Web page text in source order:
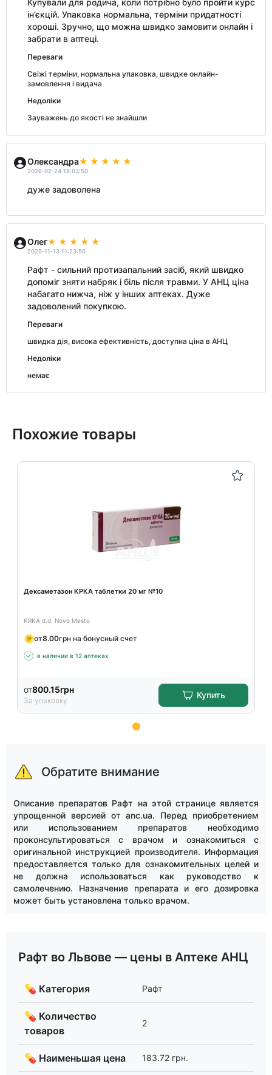
Купували для родича, коли потрібно було пройти курс
ін’єкцій. Упаковка нормальна, терміни придатності
хороші. Зручно, що можна швидко замовити онлайн і
забрати в аптеці.
Переваги
Свіжі терміни, нормальна упаковка, швидке онлайн-
замовлення і видача
Недоліки
Зауважень до якості не знайшли
Олександра
2026-02-24 18:03:50
дуже задоволена
Олег
2025-11-13 11:23:50
Рафт - сильний протизапальний засіб, який швидко
допоміг зняти набряк і біль після травми. У АНЦ ціна
набагато нижча, ніж у інших аптеках. Дуже
задоволений покупкою.
Переваги
швидка дія, висока ефективність, доступна ціна в АНЦ
Недоліки
немає
Похожие товары
Дексаметазон КРКА таблетки 20 мг №10
KRKA d.d. Novo Mesto
от8.00грн на бонусный счет
в наличии в 12 аптеках
от800.15грн
За упаковку
Купить
11
Обратите внимание
Описание препаратов Рафт на этой странице является
упрощенной версией от anc.ua. Перед приобретением
или использованием препаратов необходимо
проконсультироваться с врачом и ознакомиться с
оригинальной инструкцией производителя. Информация
предоставляется только для ознакомительных целей и
не должна использоваться как руководство к
самолечению. Назначение препарата и его дозировка
может быть установлена только врачом.
Рафт во Львове — цены в Аптеке АНЦ
💊 Категория Рафт
💊 Количество
товаров
2
💊 Наименьшая цена 183.72 грн.